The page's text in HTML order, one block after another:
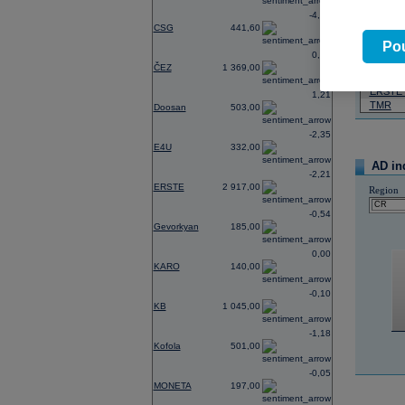
CSG 441,60
-4,62
ČEZ 1 369,00
0,74
Doosan 503,00
1,21
E4U 332,00
-2,35
ERSTE 2 917,00
-2,21
Gevorkyan 185,00
-0,54
KARO 140,00
0,00
KB 1 045,00
-0,10
Kofola 501,00
-1,18
MONETA 197,00
-0,05
Název
ČEZ
ERSTE
TMR
AD
Region